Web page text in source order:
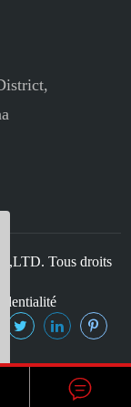
Tous droits
